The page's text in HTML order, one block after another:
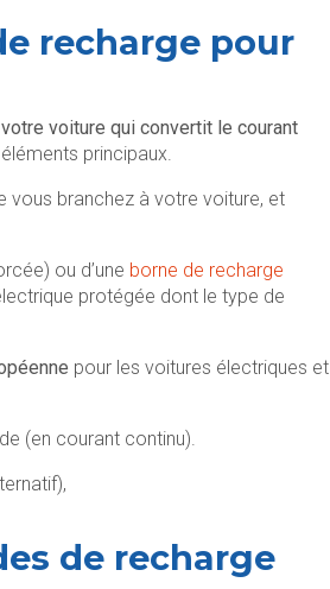
recharge pour
voiture qui convertit le courant
principaux.
vous branchez à votre voiture, et
ou d’une borne de recharge
protégée dont le type de
pour les voitures électriques et
(en courant continu).
de recharge